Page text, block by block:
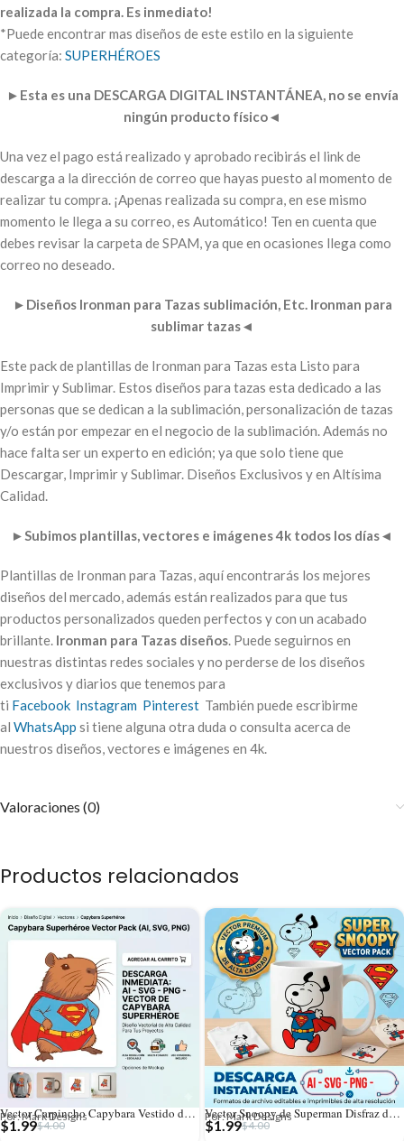
realizada la compra. Es inmediato!
*Puede encontrar mas diseños de este estilo en la siguiente
categoría: SUPERHÉROES
► Esta es una DESCARGA DIGITAL INSTANTÁNEA, no se envía
ningún producto físico◄
Una vez el pago está realizado y aprobado recibirás el link de
descarga a la dirección de correo que hayas puesto al momento de
realizar tu compra. ¡Apenas realizada su compra, en ese mismo
momento le llega a su correo, es Automático! Ten en cuenta que
debes revisar la carpeta de SPAM, ya que en ocasiones llega como
correo no deseado.
► Diseños Ironman para Tazas sublimación, Etc. Ironman para
sublimar tazas◄
Este pack de plantillas de Ironman para Tazas esta Listo para
Imprimir y Sublimar. Estos diseños para tazas esta dedicado a las
personas que se dedican a la sublimación, personalización de tazas
y/o están por empezar en el negocio de la sublimación. Además no
hace falta ser un experto en edición; ya que solo tiene que
Descargar, Imprimir y Sublimar. Diseños Exclusivos y en Altísima
Calidad.
►Subimos plantillas, vectores e imágenes 4k todos los días◄
Plantillas de Ironman para Tazas, aquí encontrarás los mejores
diseños del mercado, además están realizados para que tus
productos personalizados queden perfectos y con un acabado
brillante. Ironman para Tazas diseños. Puede seguirnos en
nuestras distintas redes sociales y no perderse de los diseños
exclusivos y diarios que tenemos para
ti Facebook Instagram Pinterest También puede escribirme
al WhatsApp si tiene alguna otra duda o consulta acerca de
nuestros diseños, vectores e imágenes en 4k.
Valoraciones (0)
Productos relacionados
Vector Carpincho Capybara Vestido de Superman Superhéroe para Sublimación
Por: Mark Designs
$4.00
$1.99
Vector Snoopy de Superman Disfraz de Superhéroe para Sublimación
Por: Mark Designs
$4.00
$1.99